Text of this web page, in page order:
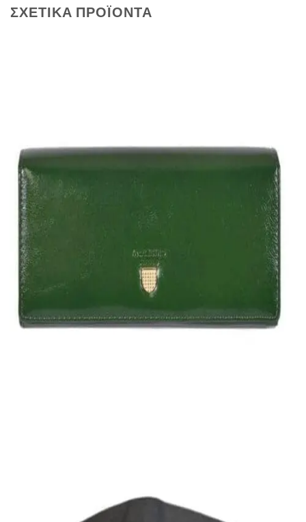
ΣΧΕΤΙΚΆ ΠΡΟΪΌΝΤΑ
Quick View